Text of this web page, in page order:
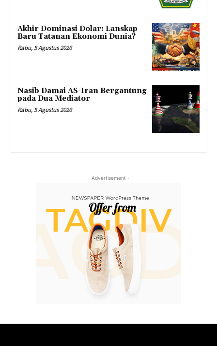
Akhir Dominasi Dolar: Lanskap
Baru Tatanan Ekonomi Dunia?
Rabu, 5 Agustus 2026
Nasib Damai AS-Iran Bergantung
pada Dua Mediator
Rabu, 5 Agustus 2026
- Advertisement -